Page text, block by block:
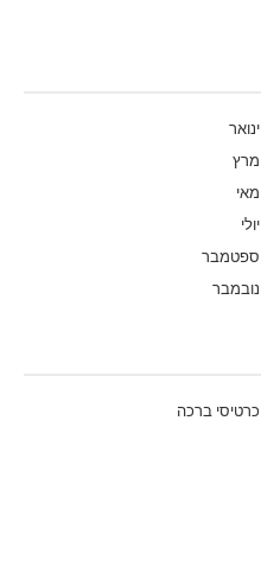
ינואר
מרץ
מאי
יולי
ספטמבר
נובמבר
כרטיסי ברכה